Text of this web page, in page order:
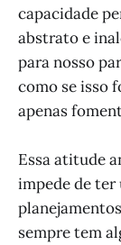
capacidade
abstrato e
para nosso
como se isso
apenas
Essa atitude
impede de ter
sempre tem